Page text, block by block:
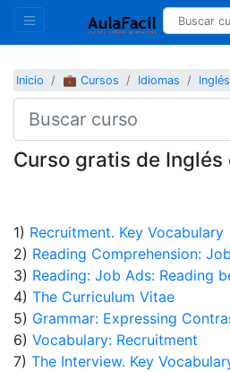
Inicio 💼 Cursos Idiomas Inglés
Curso gratis de Inglés
1) Recruitment. Key Vocabulary
2) Reading Comprehension:
3) Reading: Job Ads: Reading
4) The Curriculum Vitae
5) Grammar: Expressing
6) Vocabulary: Recruitment
7) The Interview. Key